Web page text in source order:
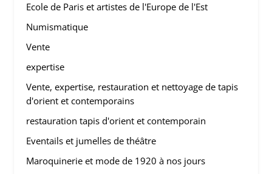
Ecole de Paris et artistes de l'Europe de l'Est
Numismatique
Vente
expertise
Vente, expertise, restauration et nettoyage de tapis
d'orient et contemporains
restauration tapis d'orient et contemporain
Eventails et jumelles de théâtre
Maroquinerie et mode de 1920 à nos jours